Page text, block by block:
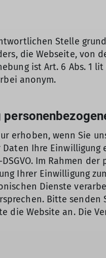
Stelle
die Webseite, von
ist Art. 6 Abs. 1
anonym.
erhoben, wenn Sie
Ihre Einwilligung
Im Rahmen
Ihrer Einwilligung
Dienste
Bitte senden
die Website an. Die